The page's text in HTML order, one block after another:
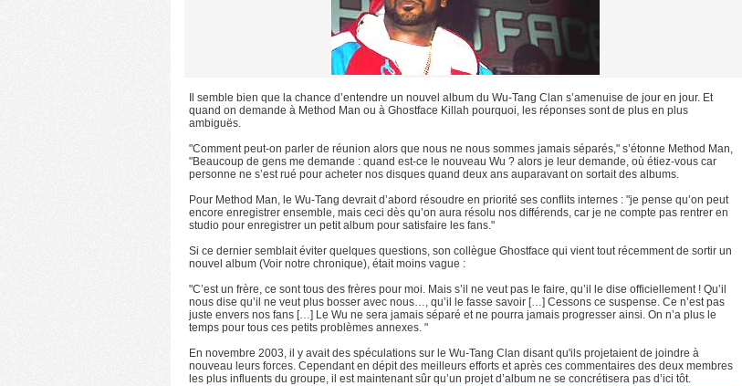
Il semble bien que la chance d’entendre un nouvel album du Wu-Tang Clan s’amenuise de jour en jour. Et
quand on demande à Method Man ou à Ghostface Killah pourquoi, les réponses sont de plus en plus
ambiguës.
"Comment peut-on parler de réunion alors que nous ne nous sommes jamais séparés," s’étonne Method Man,
"Beaucoup de gens me demande : quand est-ce le nouveau Wu ? alors je leur demande, où étiez-vous car
personne ne s’est rué pour acheter nos disques quand deux ans auparavant on sortait des albums.
Pour Method Man, le Wu-Tang devrait d’abord résoudre en priorité ses conflits internes : "je pense qu’on peut
encore enregistrer ensemble, mais ceci dès qu’on aura résolu nos différends, car je ne compte pas rentrer en
studio pour enregistrer un petit album pour satisfaire les fans."
Si ce dernier semblait éviter quelques questions, son collègue Ghostface qui vient tout récemment de sortir un
nouvel album (Voir notre chronique), était moins vague :
"C’est un frère, ce sont tous des frères pour moi. Mais s’il ne veut pas le faire, qu’il le dise officiellement ! Qu’il
nous dise qu’il ne veut plus bosser avec nous…, qu’il le fasse savoir […] Cessons ce suspense. Ce n’est pas
juste envers nos fans […] Le Wu ne sera jamais séparé et ne pourra jamais progresser ainsi. On n’a plus le
temps pour tous ces petits problèmes annexes. "
En novembre 2003, il y avait des spéculations sur le Wu-Tang Clan disant qu'ils projetaient de joindre à
nouveau leurs forces. Cependant en dépit des meilleurs efforts et après ces commentaires des deux membres
les plus influents du groupe, il est maintenant sûr qu’un projet d’album ne se concrétisera pas d’ici tôt.